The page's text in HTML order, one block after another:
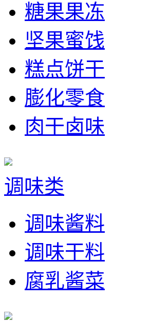
糖果果冻
坚果蜜饯
糕点饼干
膨化零食
肉干卤味
调味类
调味酱料
调味干料
腐乳酱菜